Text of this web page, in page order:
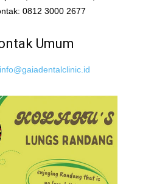
0812 3000 2677
Umum
info@gaiadentalclinic.id